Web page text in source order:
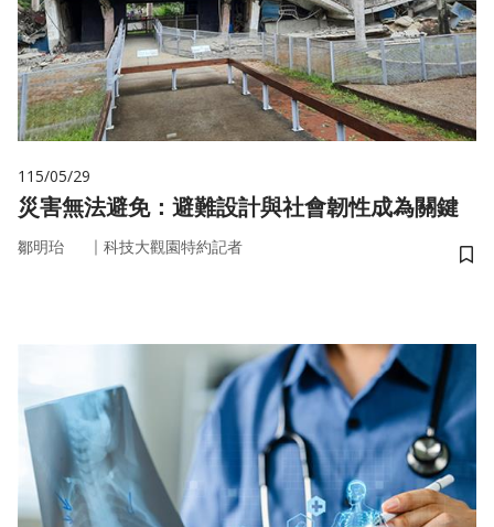
115/05/29
災害無法避免：避難設計與社會韌性成為關鍵
鄒明珆 ｜ 科技大觀園特約記者
儲